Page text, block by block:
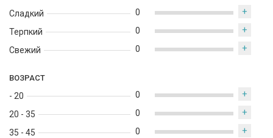
Сладкий
Терпкий
Свежий
0 +
0 +
0 +
ВОЗРАСТ
- 20
20 - 35
35 - 45
0 +
0 +
0 +